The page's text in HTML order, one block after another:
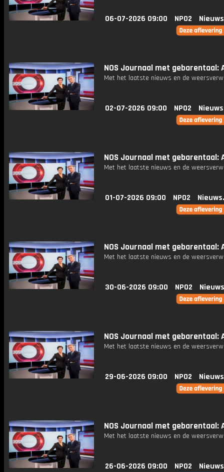
06-07-2026 09:00 NPO2
NOS Journaal met gebarentaal:
Met het laatste nieuws en de
02-07-2026 09:00 NPO2
NOS Journaal met gebarentaal:
Met het laatste nieuws en de
01-07-2026 09:00 NPO2
NOS Journaal met gebarentaal:
Met het laatste nieuws en de
30-06-2026 09:00 NPO2
NOS Journaal met gebarentaal:
Met het laatste nieuws en de
29-06-2026 09:00 NPO2
NOS Journaal met gebarentaal:
Met het laatste nieuws en de
26-06-2026 09:00 NPO2